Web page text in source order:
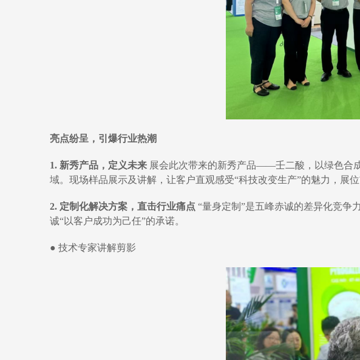
亮点纷呈，引爆行业热潮
1. 新秀产品 ，定义未来 展会此次带来的新秀产品——壬二酸，以绿色合
域。现场样品展示及讲解，让客户直观感受“科技改变生产”的魅力，展
2. 定制化解决方案，直击行业痛点 “量身定制”是五峰赤诚的差异化竞争
诚“以客户成功为己任”的承诺。
● 技术专家讲解剪影